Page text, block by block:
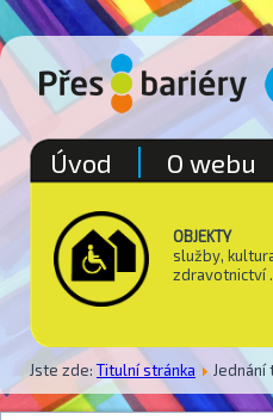
OBJEKTY
služby,
zdravotnictví
Jste zde: Titulní stránka Jednání
Úvod O webu